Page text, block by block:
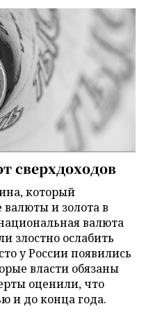
сверхдоходов
который
валюты и золота в
валюта
злостно ослабить
у России появились
власти обязаны
оценили, что
и до конца года.